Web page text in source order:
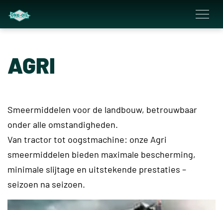
AGRI
Smeermiddelen voor de landbouw, betrouwbaar
onder alle omstandigheden.
Van tractor tot oogstmachine: onze Agri
smeermiddelen bieden maximale bescherming,
minimale slijtage en uitstekende prestaties –
seizoen na seizoen.